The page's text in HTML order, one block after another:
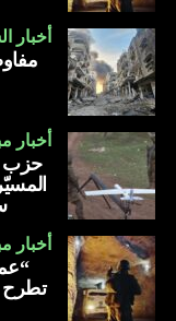
أخبار
أخبار
حزب
أخبار
تطرح